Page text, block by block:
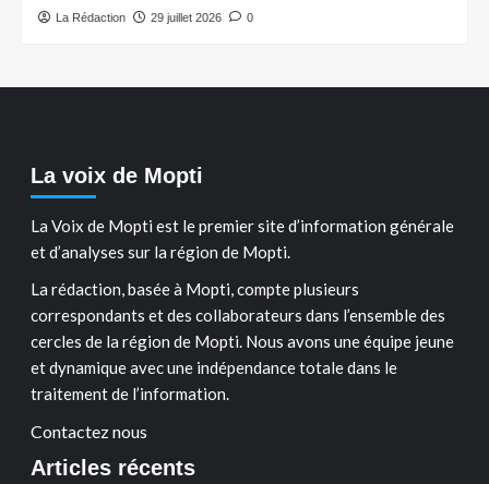
La Rédaction 29 juillet 2026 0
La voix de Mopti
La Voix de Mopti est le premier site d’information générale
et d’analyses sur la région de Mopti.
La rédaction, basée à Mopti, compte plusieurs
correspondants et des collaborateurs dans l’ensemble des
cercles de la région de Mopti. Nous avons une équipe jeune
et dynamique avec une indépendance totale dans le
traitement de l’information.
Contactez nous
Articles récents